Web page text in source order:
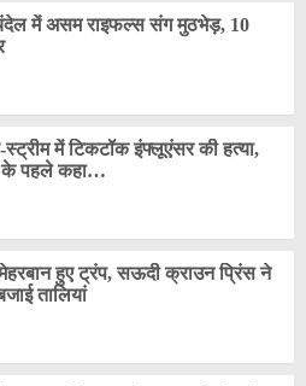
में असम राइफल्स संग मुठभेड़, 10
में टिकटॉक इंफ्लूएंसर की हत्या,
के पहले कहा…
मेहरबान हुए ट्रंप, सऊदी क्राउन प्रिंस ने
तालियां